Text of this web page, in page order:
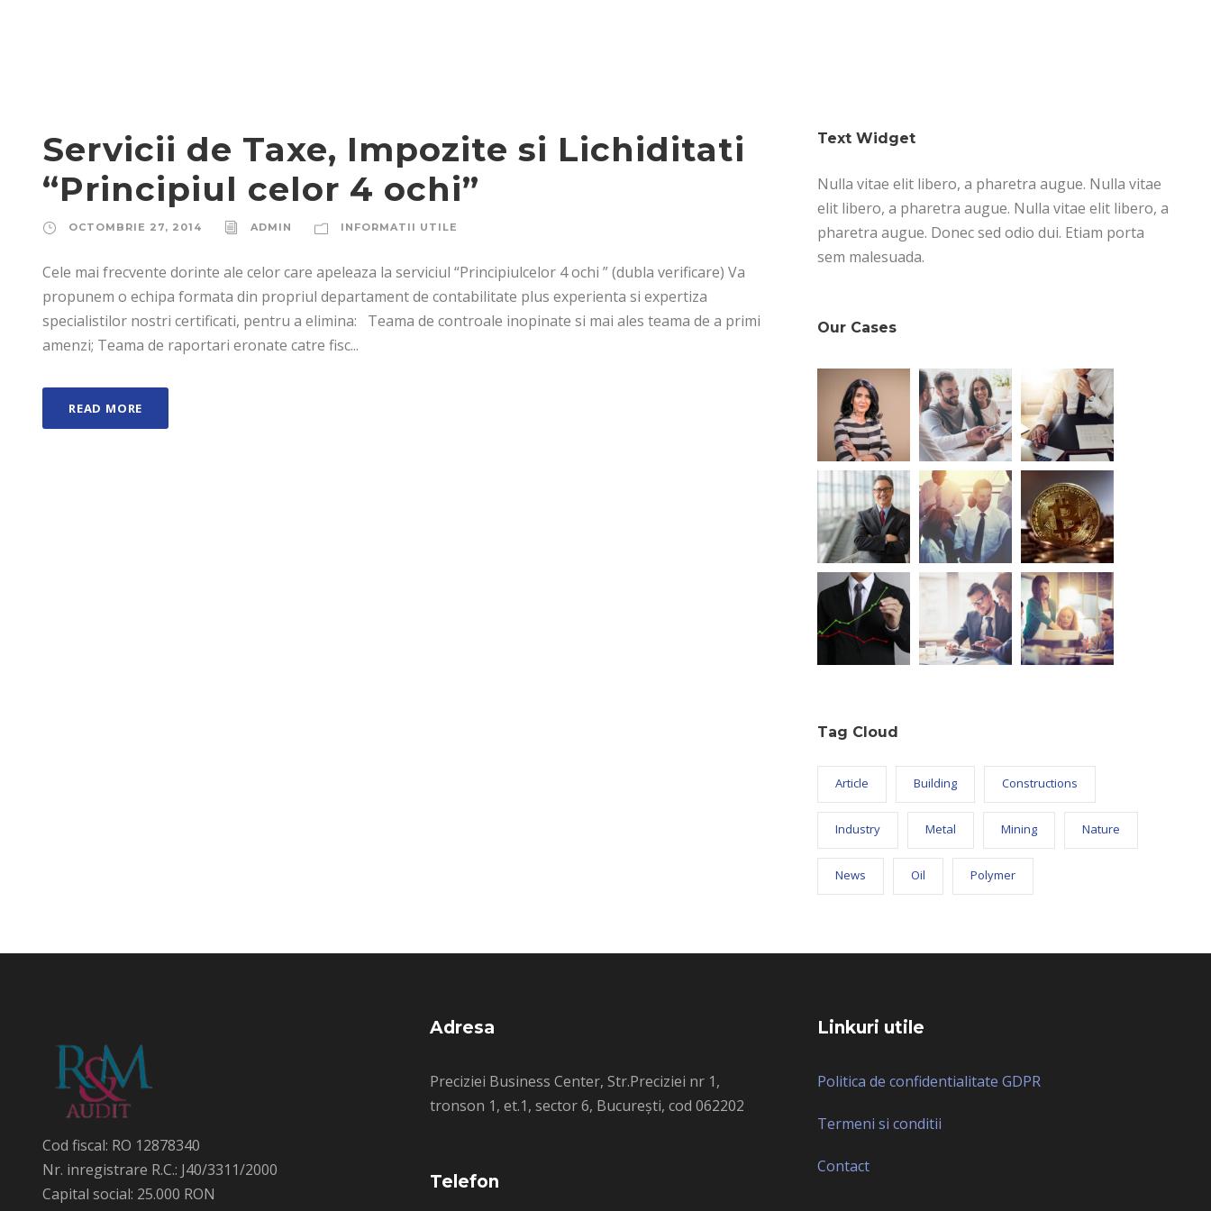
Servicii de Taxe, Impozite si Lichiditati
“Principiul celor 4 ochi”
OCTOMBRIE 27, 2014 ADMIN INFORMATII UTILE
Cele mai frecvente dorinte ale celor care apeleaza la serviciul “Principiulcelor 4 ochi ” (dubla verificare) Va
propunem o echipa formata din propriul departament de contabilitate plus experienta si expertiza
specialistilor nostri certificati, pentru a elimina: Teama de controale inopinate si mai ales teama de a primi
amenzi; Teama de raportari eronate catre fisc...
READ MORE
Text Widget
Nulla vitae elit libero, a pharetra augue. Nulla vitae
elit libero, a pharetra augue. Nulla vitae elit libero, a
pharetra augue. Donec sed odio dui. Etiam porta
sem malesuada.
Our Cases
Tag Cloud
Article Building Constructions
Industry Metal Mining Nature
News Oil Polymer
Cod fiscal: RO 12878340
Nr. inregistrare R.C.: J40/3311/2000
Capital social: 25.000 RON
Adresa
Preciziei Business Center, Str.Preciziei nr 1,
tronson 1, et.1, sector 6, București, cod 062202
Telefon
Linkuri utile
Politica de confidentialitate GDPR
Termeni si conditii
Contact